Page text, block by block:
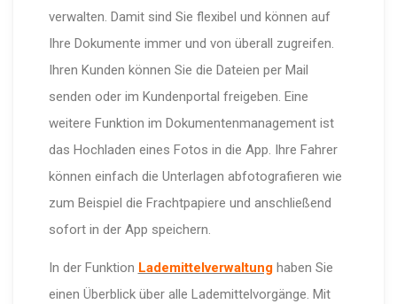
verwalten. Damit sind Sie flexibel und können auf
Ihre Dokumente immer und von überall zugreifen.
Ihren Kunden können Sie die Dateien per Mail
senden oder im Kundenportal freigeben. Eine
weitere Funktion im Dokumentenmanagement ist
das Hochladen eines Fotos in die App. Ihre Fahrer
können einfach die Unterlagen abfotografieren wie
zum Beispiel die Frachtpapiere und anschließend
sofort in der App speichern.
In der Funktion Lademittelverwaltunghaben Sie
einen Überblick über alle Lademittelvorgänge. Mit